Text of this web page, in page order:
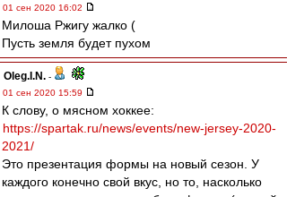
01 сен 2020 16:02
Милоша Ржигу жалко (
Пусть земля будет пухом
Oleg.I.N. -
01 сен 2020 15:59
К слову, о мясном хоккее:
https://spartak.ru/news/events/new-jersey-2020-
2021/
Это презентация формы на новый сезон. У
каждого конечно свой вкус, но то, насколько